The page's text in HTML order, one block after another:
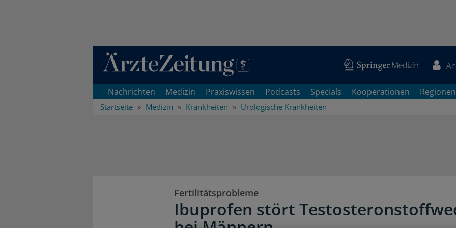
Direkt zum Inhaltsbereich
Nachrichten Medizin Praxiswissen Podcasts Specials Kooperationen Regionen
Startseite Medizin Krankheiten Urologische Krankheiten
Fertilitätsprobleme
Ibuprofen stört